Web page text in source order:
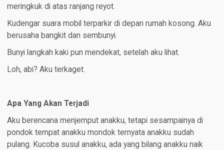
meringkuk di atas ranjang reyot.
Kudengar suara mobil terparkir di depan rumah kosong. Aku
berusaha bangkit dan sembunyi.
Bunyi langkah kaki pun mendekat, setelah aku lihat.
Loh, abi? Aku terkaget.
Apa Yang Akan Terjadi
Aku berencana menjemput anakku, tetapi sesampainya di
pondok tempat anakku mondok ternyata anakku sudah
pulang. Kucoba susul anakku, ada yang bilang anakku naik